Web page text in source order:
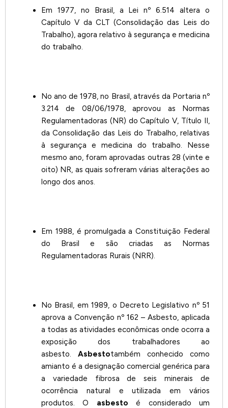
Em 1977, no Brasil, a Lei nº 6.514 altera o
Capítulo V da CLT (Consolidação das Leis do
Trabalho), agora relativo à segurança e medicina
do trabalho.
No ano de 1978, no Brasil, através da Portaria nº
3.214 de 08/06/1978, aprovou as Normas
Regulamentadoras (NR) do Capítulo V, Título II,
da Consolidação das Leis do Trabalho, relativas
à segurança e medicina do trabalho. Nesse
mesmo ano, foram aprovadas outras 28 (vinte e
oito) NR, as quais sofreram várias alterações ao
longo dos anos.
Em 1988, é promulgada a Constituição Federal
do Brasil e são criadas as Normas
Regulamentadoras Rurais (NRR).
No Brasil, em 1989, o Decreto Legislativo nº 51
aprova a Convenção nº 162 – Asbesto, aplicada
a todas as atividades econômicas onde ocorra a
exposição dos trabalhadores ao
asbesto. Asbestotambém conhecido como
amianto é a designação comercial genérica para
a variedade fibrosa de seis minerais de
ocorrência natural e utilizada em vários
produtos. O asbesto
é considerado um